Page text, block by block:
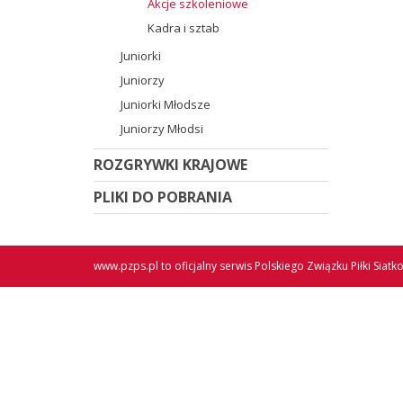
Akcje szkoleniowe
Kadra i sztab
Juniorki
Juniorzy
Juniorki Młodsze
Juniorzy Młodsi
ROZGRYWKI KRAJOWE
PLIKI DO POBRANIA
www.pzps.pl to oficjalny serwis Polskiego Związku Piłki